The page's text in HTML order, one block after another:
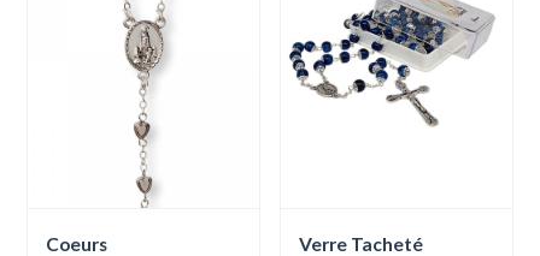
Coeurs Verre Tacheté